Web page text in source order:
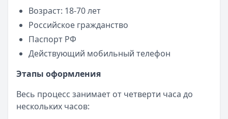
Возраст: 18-70 лет
Российское гражданство
Паспорт РФ
Действующий мобильный телефон
Этапы оформления
Весь процесс занимает от четверти часа до
нескольких часов: